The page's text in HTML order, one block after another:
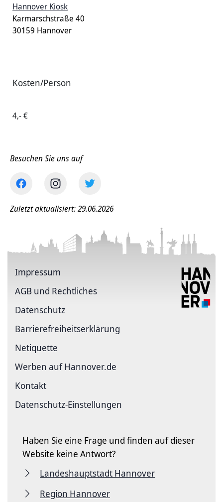
Hannover Kiosk
Karmarschstraße 40
30159 Hannover
Kosten/Person
4,- €
Besuchen Sie uns auf
Zuletzt aktualisiert: 29.06.2026
Impressum
AGB und Rechtliches
Datenschutz
Barriere­freiheits­erklärung
Netiquette
Werben auf Hannover.de
Kontakt
Datenschutz-Einstellungen
Haben Sie eine Frage und finden auf dieser
Website keine Antwort?
Landeshauptstadt Hannover
Region Hannover